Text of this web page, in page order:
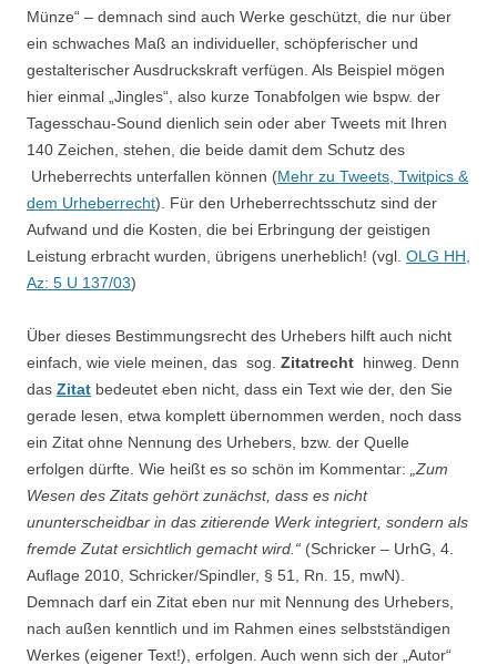
Münze“ – demnach sind auch Werke geschützt, die nur über
ein schwaches Maß an individueller, schöpferischer und
gestalterischer Ausdruckskraft verfügen. Als Beispiel mögen
hier einmal „Jingles“, also kurze Tonabfolgen wie bspw. der
Tagesschau-Sound dienlich sein oder aber Tweets mit Ihren
140 Zeichen, stehen, die beide damit dem Schutz des
Urheberrechts unterfallen können (Mehr zu Tweets, Twitpics &
dem Urheberrecht). Für den Urheberrechtsschutz sind der
Aufwand und die Kosten, die bei Erbringung der geistigen
Leistung erbracht wurden, übrigens unerheblich! (vgl. OLG HH,
Az: 5 U 137/03)
Über dieses Bestimmungsrecht des Urhebers hilft auch nicht
einfach, wie viele meinen, das sog. Zitatrecht hinweg. Denn
das Zitat bedeutet eben nicht, dass ein Text wie der, den Sie
gerade lesen, etwa komplett übernommen werden, noch dass
ein Zitat ohne Nennung des Urhebers, bzw. der Quelle
erfolgen dürfte. Wie heißt es so schön im Kommentar: „Zum
Wesen des Zitats gehört zunächst, dass es nicht
ununterscheidbar in das zitierende Werk integriert, sondern als
fremde Zutat ersichtlich gemacht wird.“ (Schricker – UrhG, 4.
Auflage 2010, Schricker/Spindler, § 51, Rn. 15, mwN).
Demnach darf ein Zitat eben nur mit Nennung des Urhebers,
nach außen kenntlich und im Rahmen eines selbstständigen
Werkes (eigener Text!), erfolgen. Auch wenn sich der „Autor“